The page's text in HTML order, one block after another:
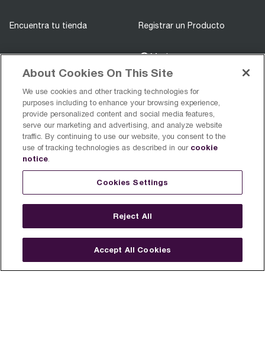
Encuentra tu tienda Registrar un Producto
Registrarse Mexico
Inscríbete para recibir información de
nuevos productos, ideas de recetas y
promociones y así obtén un 10% de
descuento en tu primera compra.
marca y de nuestras marcas afiliadas, y confirmas que has leído
nuestraPolítica de privacidad. Puedes cancelar tu suscripción en
About Cookies On This Site
We use cookies and other tracking technologies for
purposes including to enhance your browsing experience,
provide personalized content and social media features,
serve our marketing and advertising, and analyze website
traffic. By continuing to use our website, you consent to the
use of tracking technologies as described in our cookie
notice.
Cookies Settings
Reject All
Accept All Cookies